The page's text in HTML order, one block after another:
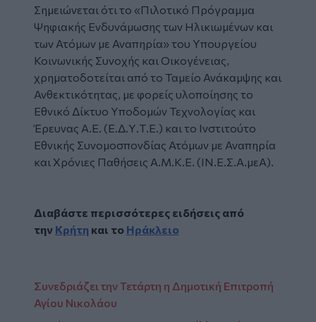
Σημειώνεται ότι το «Πιλοτικό Πρόγραμμα
Ψηφιακής Ενδυνάμωσης των Ηλικιωμένων και
των Ατόμων με Αναπηρία» του Υπουργείου
Κοινωνικής Συνοχής και Οικογένειας,
χρηματοδοτείται από το Ταμείο Ανάκαμψης και
Ανθεκτικότητας, με φορείς υλοποίησης το
Εθνικό Δίκτυο Υποδομών Τεχνολογίας και
Έρευνας Α.Ε. (Ε.Δ.Υ.Τ.Ε.) και το Ινστιτούτο
Εθνικής Συνομοσπονδίας Ατόμων με Αναπηρία
και Χρόνιες Παθήσεις Α.Μ.Κ.Ε. (ΙΝ.Ε.Σ.Α.μεΑ).
Διαβάστε περισσότερες ειδήσεις από
την Κρήτη και το Ηράκλειο
Συνεδριάζει την Τετάρτη η Δημοτική Επιτροπή
Αγίου Νικολάου